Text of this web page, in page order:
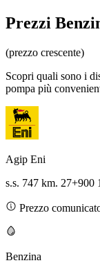
Prezzi
(prezzo crescente)
Scopri quali sono i
pompa più
Agip Eni
s.s. 747 km. 27+900
Prezzo
Benzina